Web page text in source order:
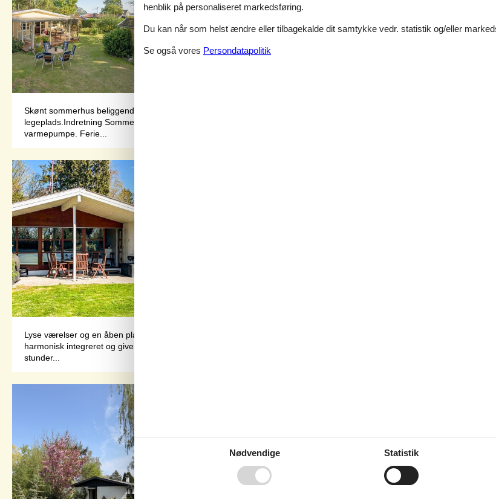
Skønt sommerhus beliggende i smukke omgivelser tæt ved vandet og strand med badebro. Der er ikke langt til mole til
legeplads.Indretning Sommerhuset egner sig til 6 personer. Ferieboligen er på 70 m² og er bygget i 1961. Det er tilladt at
varmepumpe. Ferie...
Lyse værelser og en åben planløsning skaber en venlig og afslappet atmosfære. Opholdsstuen med store vinduer
harmonisk integreret og giver ideelle betingelser for fælles måltider og socialt samvær.Udenfor er der flere
stunder...
7 overnatninger
henblik på personaliseret markedsføring.
Du kan når som helst ændre eller tilbagekalde dit samtykke vedr. statistik og/eller
Se også vores Persondatapolitik
Nødvendige Statistik